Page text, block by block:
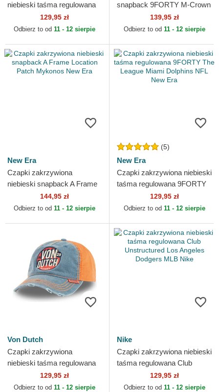
niebieski taśma regulowana
Clean Up Base Runner Los
Angeles Dodgers MLB 47
129,95 zł
Odbierz to od 11 - 12 sierpie
snapback 9FORTY M-Crown
Player Replica Los Angeles
Dodgers MLB New Era
139,95 zł
Odbierz to od 11 - 12 sierpie
New Era
Czapki zakrzywiona
niebieski snapback A Frame
Location Patch Mykonos
New Era
144,95 zł
Odbierz to od 11 - 12 sierpie
(5)
New Era
Czapki zakrzywiona niebieski
taśma regulowana 9FORTY
The League Miami Dolphins
NFL New Era
129,95 zł
Odbierz to od 11 - 12 sierpie
Von Dutch
Czapki zakrzywiona
niebieski taśma regulowana
RETRO02 Von Dutch
129,95 zł
Odbierz to od 11 - 12 sierpie
Nike
Czapki zakrzywiona niebieski
taśma regulowana Club
Unstructured Los Angeles
Dodgers MLB Nike
129,95 zł
Odbierz to od 11 - 12 sierpie